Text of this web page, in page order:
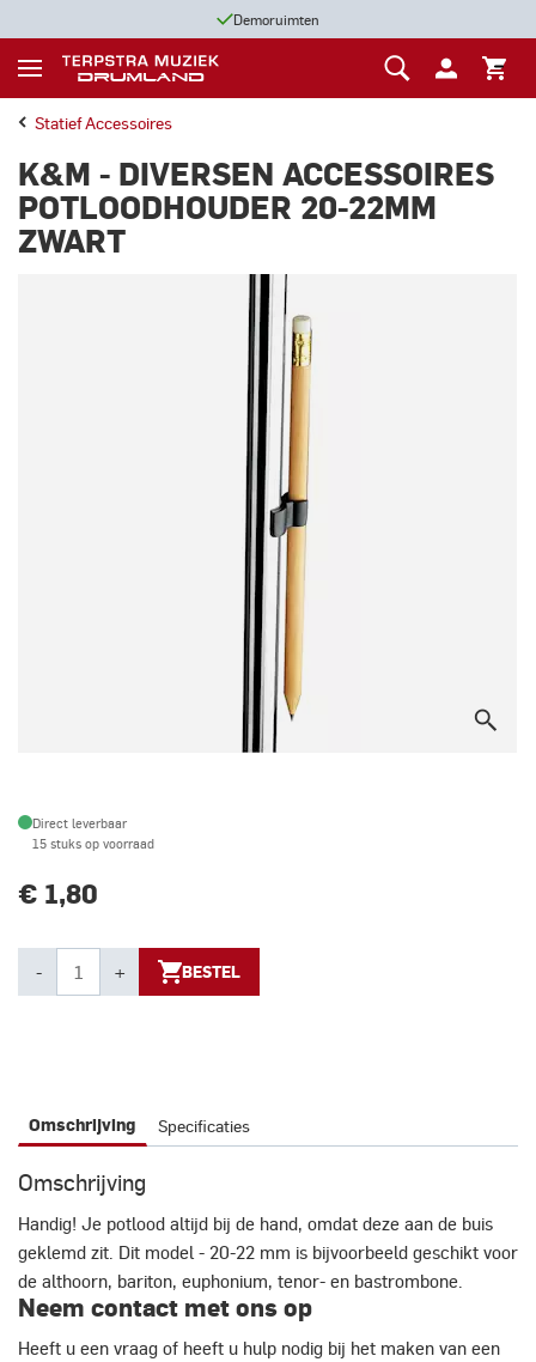
Demoruimten
Statief Accessoires
K&M - DIVERSEN ACCESSOIRES
POTLOODHOUDER 20-22MM
ZWART
Direct leverbaar
15 stuks op voorraad
€ 1,80
- + BESTEL
Omschrijving Specificaties
Omschrijving
Handig! Je potlood altijd bij de hand, omdat deze aan de buis
geklemd zit. Dit model - 20-22 mm is bijvoorbeeld geschikt voor
de althoorn, bariton, euphonium, tenor- en bastrombone.
Neem contact met ons op
Heeft u een vraag of heeft u hulp nodig bij het maken van een